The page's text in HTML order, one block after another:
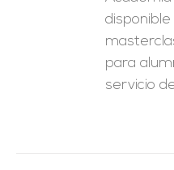
para
servicio